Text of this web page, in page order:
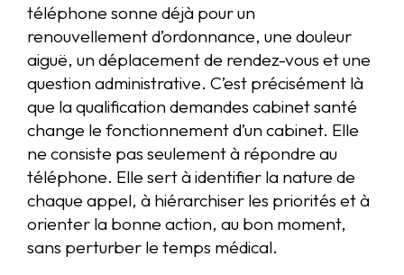
téléphone sonne déjà pour un
renouvellement d’ordonnance, une douleur
aiguë, un déplacement de rendez-vous et une
question administrative. C’est précisément là
que la qualification demandes cabinet santé
change le fonctionnement d’un cabinet. Elle
ne consiste pas seulement à répondre au
téléphone. Elle sert à identifier la nature de
chaque appel, à hiérarchiser les priorités et à
orienter la bonne action, au bon moment,
sans perturber le temps médical.